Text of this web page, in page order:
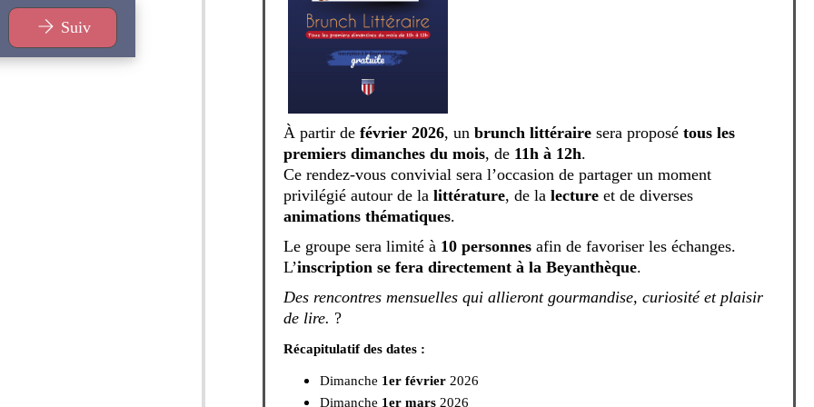
Suiv
À partir defévrier 2026, unbrunch littéraire sera proposétous les
premiers dimanches du mois, de 11h à 12h.
Ce rendez-vous convivial sera l’occasion de partager un moment
privilégié autour de lalittérature, de lalecture et de diverses
animations thématiques.
Le groupe sera limité à 10 personnes afin de favoriser les échanges.
L’inscription se fera directement à la Beyanthèque.
Des rencontres mensuelles qui allieront gourmandise, curiosité et plaisir
de lire. ?
Récapitulatif des dates :
Dimanche 1er février2026
Dimanche 1er mars2026